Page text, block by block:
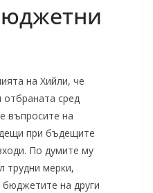
на Хийли, че
отбраната сред
въпросите на
при бъдещите
По думите му
трудни мерки,
на други